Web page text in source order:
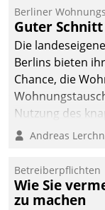
Berliner
Guter
Die
Berlins bieten
Chance, die
Nutzung des
Anwendungsfall
Unternehmen.
Andreas
Betreiberpflichten
Wie Sie
zu machen